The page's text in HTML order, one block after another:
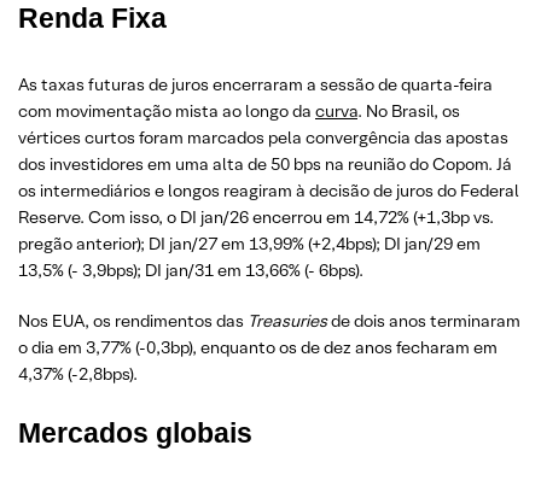
Renda Fixa
As taxas futuras de juros encerraram a sessão de quarta-feira
com movimentação mista ao longo da curva. No Brasil, os
vértices curtos foram marcados pela convergência das apostas
dos investidores em uma alta de 50 bps na reunião do Copom. Já
os intermediários e longos reagiram à decisão de juros do Federal
Reserve. Com isso, o DI jan/26 encerrou em 14,72% (+1,3bp vs.
pregão anterior); DI jan/27 em 13,99% (+2,4bps); DI jan/29 em
13,5% (- 3,9bps); DI jan/31 em 13,66% (- 6bps).
Nos EUA, os rendimentos das Treasuriesde dois anos terminaram
o dia em 3,77% (-0,3bp), enquanto os de dez anos fecharam em
4,37% (-2,8bps).
Mercados globais